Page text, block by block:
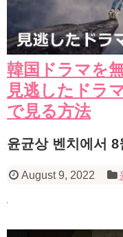
韓国ドラマを
見逃したドラ
で見る方法
윤균상 벤치에서
August 9, 2022